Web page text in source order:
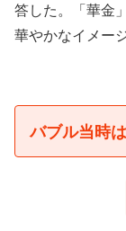
答した。「華金
華やかなイメー
バブル当時